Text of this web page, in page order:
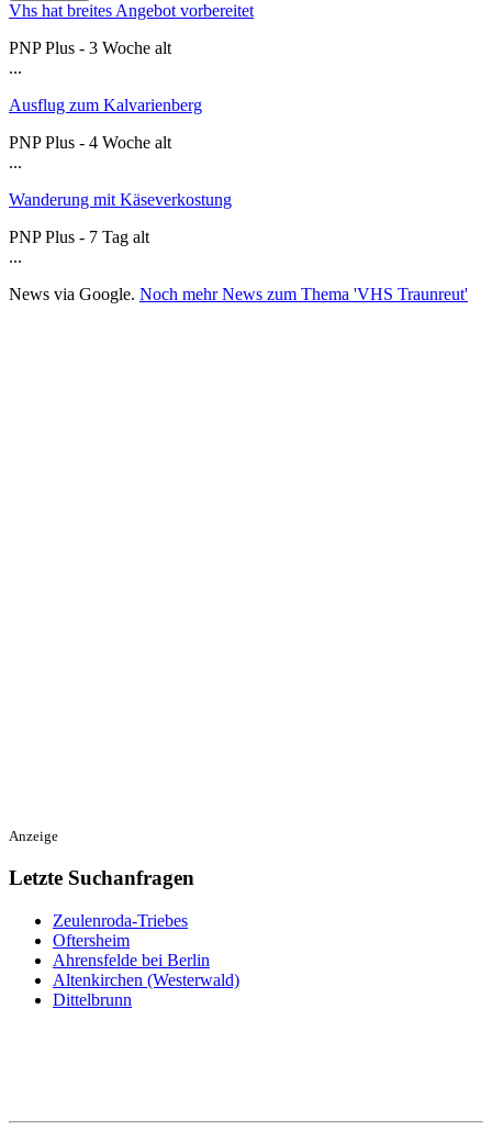
Vhs hat breites Angebot vorbereitet
PNP Plus - 3 Woche alt
...
Ausflug zum Kalvarienberg
PNP Plus - 4 Woche alt
...
Wanderung mit Käseverkostung
PNP Plus - 7 Tag alt
...
News via Google. Noch mehr News zum Thema 'VHS Traunreut'
Anzeige
Letzte Suchanfragen
Zeulenroda-Triebes
Oftersheim
Ahrensfelde bei Berlin
Altenkirchen (Westerwald)
Dittelbrunn